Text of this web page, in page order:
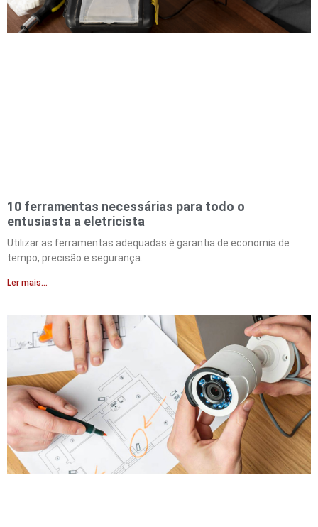
10 ferramentas necessárias para todo o
entusiasta a eletricista
Utilizar as ferramentas adequadas é garantia de economia de
tempo, precisão e segurança.
Ler mais...